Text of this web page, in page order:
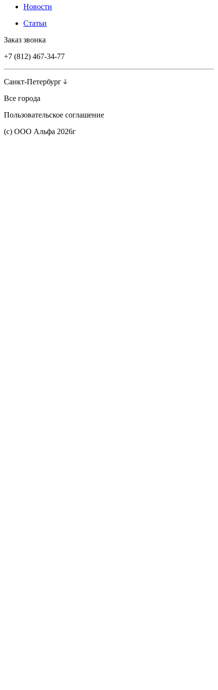
Новости
Статьи
Заказ звонка
+7 (812) 467-34-77
Санкт-Петербург
Все города
Пользовательское соглашение
(с) ООО Альфа 2026г